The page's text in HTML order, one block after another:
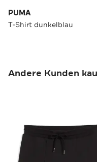
PUMA
T-Shirt dunkelblau
Andere Kunden